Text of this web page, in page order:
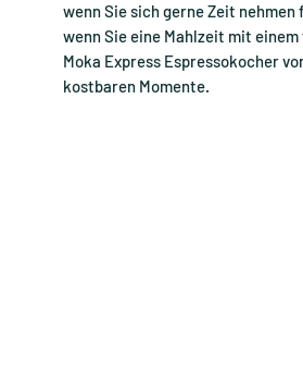
wenn Sie sich gerne Zeit
wenn Sie eine Mahlzeit mit
Moka Express Espressokocher
kostbaren Momente.